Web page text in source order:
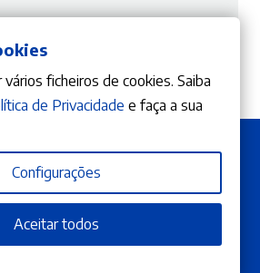
ficheiros de cookies. Saiba
de Privacidade e faça a sua
Configurações
Aceitar todos